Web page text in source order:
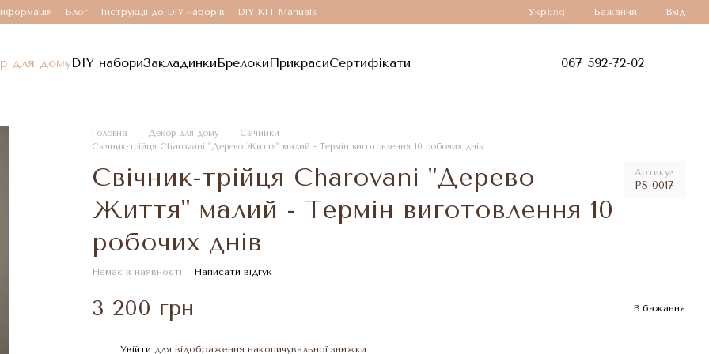
Блог Інструкції до DIY наборів DIY KIT Manuals Укр Eng Бажання Вхід
для домуDIY набориЗакладинкиБрелокиПрикрасиСертифікати 067 592-72-02
Головна Декор для дому
Свічники
Свічник-трійця Charovani "Дерево Життя" малий - Термін виготовлення 10 робочих днів
Свічник-трійця Charovani "Дерево
Життя" малий - Термін виготовлення 10
робочих днів
Артикул
PS-0017
Немає в наявності Написати відгук
3 200 грн В бажання
Увійти для відображення накопичувальної знижки